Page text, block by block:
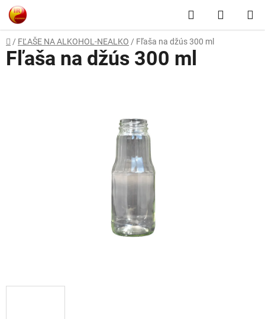
Prejsť
na
obsah
Hľadať
KOŠÍK
Domov
/ FĽAŠE NA ALKOHOL-NEALKO / Fľaša na džús 300 ml
Fľaša na džús 300 ml